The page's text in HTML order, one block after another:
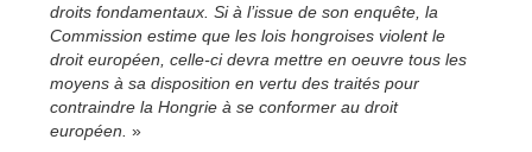
droits fondamentaux. Si à l’issue de son enquête, la
Commission estime que les lois hongroises violent le
droit européen, celle-ci devra mettre en oeuvre tous les
moyens à sa disposition en vertu des traités pour
contraindre la Hongrie à se conformer au droit
européen. »